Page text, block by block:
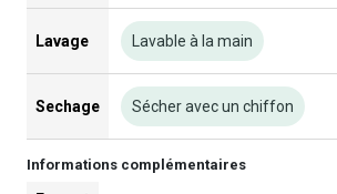
Lavage Lavable à la main
Sechage Sécher avec un chiffon
Informations complémentaires